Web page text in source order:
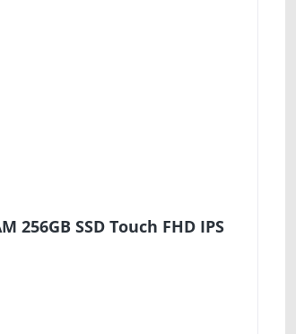
SSD Touch FHD IPS